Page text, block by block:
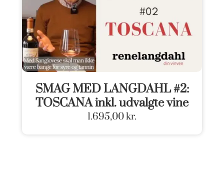
SMAG MED LANGDAHL #2:
TOSCANA inkl. udvalgte vine
1.695,00kr.